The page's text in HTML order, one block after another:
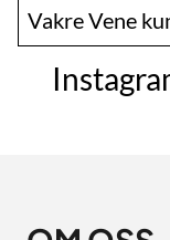
Vakre Vene